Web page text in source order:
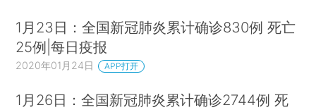
1月23日：全国新冠肺炎累计确诊830例 死亡
25例|每日疫报
2020年01月24日 APP打开
1月26日：全国新冠肺炎累计确诊2744例 死